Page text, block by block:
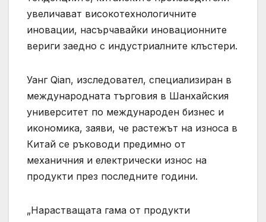
увеличават високотехнологичните
иновации, насърчавайки иновационните
вериги заедно с индустриалните клъстери.
Уанг Qian, изследовател, специализиран в
международната търговия в Шанхайския
университет по международен бизнес и
икономика, заяви, че растежът на износа в
Китай се ръководи предимно от
механичния и електрически износ на
продукти през последните години.
„Нарастващата гама от продукти